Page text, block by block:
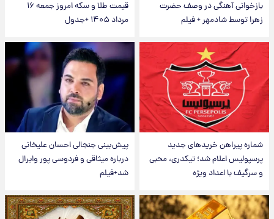
بازخوانی آهنگی در وصف حضرت
زهرا توسط شادمهر + فیلم
قیمت طلا و سکه امروز جمعه ۱۶
مرداد ۱۴۰۵ +جدول
شماره پیراهن خریدهای جدید
پرسپولیس اعلام شد؛ تیکدری، محبی
و سرگیف با اعداد ویژه
پیش‌بینی جنجالی احسان علیخانی
درباره میثاقی و فردوسی پور وایرال
شد+فیلم